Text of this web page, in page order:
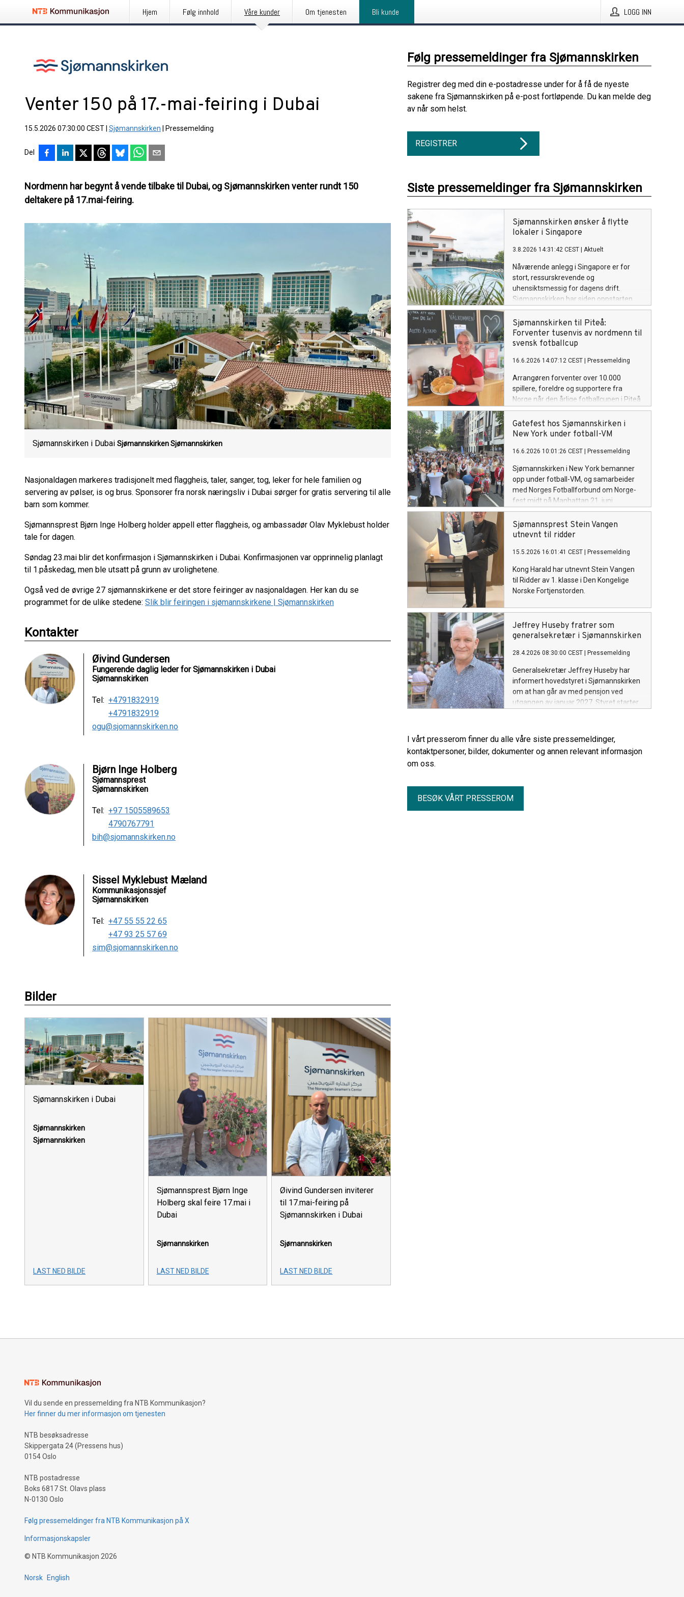
Hjem Følg innhold Våre kunder Om tjenesten Bli kunde LOGG INN
Venter 150 på 17.-mai-feiring i Dubai
15.5.2026 07:30:00 CEST Sjømannskirken Pressemelding
Del
Nordmenn har begynt å vende tilbake til Dubai, og Sjømannskirken venter rundt 150
deltakere på 17.mai-feiring.
Sjømannskirken i Dubai SjømannskirkenSjømannskirken
Nasjonaldagen markeres tradisjonelt med flaggheis, taler, sanger, tog, leker for hele familien og
servering av pølser, is og brus. Sponsorer fra norsk næringsliv i Dubai sørger for gratis servering til alle
barn som kommer.
Sjømannsprest Bjørn Inge Holberg holder appell etter flaggheis, og ambassadør Olav Myklebust holder
tale for dagen.
Søndag 23.mai blir det konfirmasjon i Sjømannskirken i Dubai. Konfirmasjonen var opprinnelig planlagt
til 1.påskedag, men ble utsatt på grunn av urolighetene.
Også ved de øvrige 27 sjømannskirkene er det store feiringer av nasjonaldagen. Her kan du se
programmet for de ulike stedene: Slik blir feiringen i sjømannskirkene | Sjømannskirken
Kontakter
Øivind Gundersen
Fungerende daglig leder for Sjømannskirken i Dubai
Sjømannskirken
Tel: +4791832919
+4791832919
ogu@sjomannskirken.no
Bjørn Inge Holberg
Sjømannsprest
Sjømannskirken
Tel: +97 1505589653
4790767791
bih@sjomannskirken.no
Sissel Myklebust Mæland
Kommunikasjonssjef
Sjømannskirken
Tel: +47 55 55 22 65
+47 93 25 57 69
sim@sjomannskirken.no
Bilder
Sjømannskirken i Dubai
Sjømannskirken
Sjømannskirken
LAST NED BILDE
Sjømannsprest Bjørn Inge
Holberg skal feire 17.mai i
Dubai
Sjømannskirken
LAST NED BILDE
Øivind Gundersen inviterer
til 17.mai-feiring på
Sjømannskirken i Dubai
Sjømannskirken
LAST NED BILDE
Følg pressemeldinger fra Sjømannskirken
Registrer deg med din e-postadresse under for å få de nyeste
sakene fra Sjømannskirken på e-post fortløpende. Du kan melde deg
av når som helst.
REGISTRER
Siste pressemeldinger fra Sjømannskirken
Sjømannskirken ønsker å flytte
lokaler i Singapore
3.8.2026 14:31:42 CEST Aktuelt
Nåværende anlegg i Singapore er for
stort, ressurskrevende og
uhensiktsmessig for dagens drift.
Sjømannskirken har siden oppstarten
kjøpt og solgt eiendommer og lokaler
etter hvert som forutsetningene for det
verdensvide arbeidet har endret seg.
Sjømannskirken til Piteå:
Forventer tusenvis av nordmenn til
svensk fotballcup
16.6.2026 14:07:12 CEST Pressemelding
Arrangøren forventer over 10.000
spillere, foreldre og supportere fra
Norge når den årlige fotballcupen i Piteå
går av stabelen 26. juni. Sjømannskirken
er på plass for å bistå nordmenn og
bidra til en trygg sosial møteplass under
Gatefest hos Sjømannskirken i
New York under fotball-VM
16.6.2026 10:01:26 CEST Pressemelding
Sjømannskirken i New York bemanner
opp under fotball-VM, og samarbeider
med Norges Fotballforbund om Norge-
fest midt på Manhattan 21. juni.
Sjømannsprest Stein Vangen
utnevnt til ridder
15.5.2026 16:01:41 CEST Pressemelding
Kong Harald har utnevnt Stein Vangen
til Ridder av 1. klasse i Den Kongelige
Norske Fortjenstorden.
Jeffrey Huseby fratrer som
generalsekretær i Sjømannskirken
28.4.2026 08:30:00 CEST Pressemelding
Generalsekretær Jeffrey Huseby har
informert hovedstyret i Sjømannskirken
om at han går av med pensjon ved
utgangen av januar 2027. Styret starter
I vårt presserom finner du alle våre siste pressemeldinger,
kontaktpersoner, bilder, dokumenter og annen relevant informasjon
om oss.
BESØK VÅRT PRESSEROM
Vil du sende en pressemelding fra NTB Kommunikasjon?
Her finner du mer informasjon om tjenesten
NTB besøksadresse
Skippergata 24 (Pressens hus)
0154 Oslo
NTB postadresse
Boks 6817 St. Olavs plass
N-0130 Oslo
Følg pressemeldinger fra NTB Kommunikasjon på X
Informasjonskapsler
© NTB Kommunikasjon 2026
Norsk English